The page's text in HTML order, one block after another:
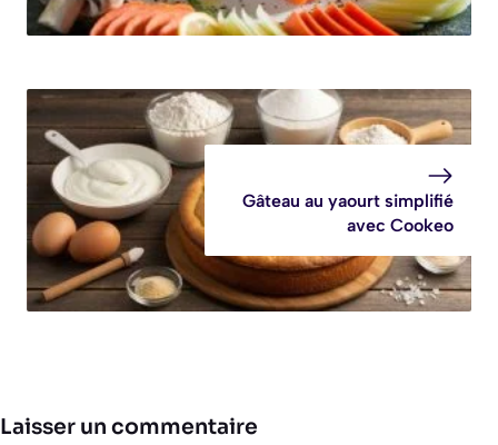
Recette de filet de
savoureuse
Recette facile :
filet mignon au
four et pommes
Blanquette de saumon au
Thermomix : recette facile
et savoureuse